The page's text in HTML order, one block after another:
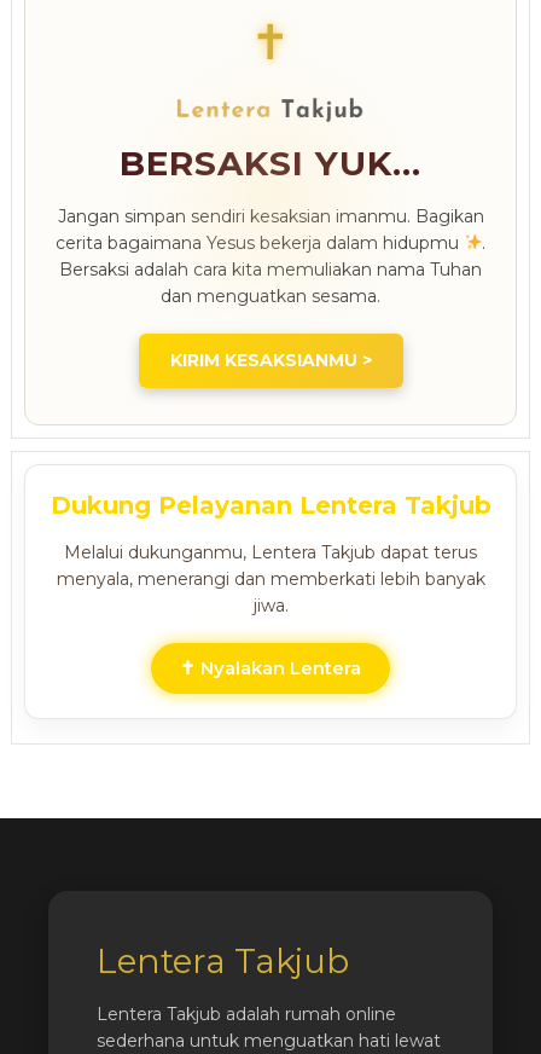
✝
BERSAKSI YUK...
Jangan simpan sendiri kesaksian imanmu. Bagikan
cerita bagaimana Yesus bekerja dalam hidupmu
.
Bersaksi adalah cara kita memuliakan nama Tuhan
dan menguatkan sesama.
KIRIM KESAKSIANMU >
Dukung Pelayanan Lentera Takjub
Melalui dukunganmu, Lentera Takjub dapat terus
menyala, menerangi dan memberkati lebih banyak
jiwa.
✝ Nyalakan Lentera
Lentera Takjub
Lentera Takjub adalah rumah online
sederhana untuk menguatkan hati lewat